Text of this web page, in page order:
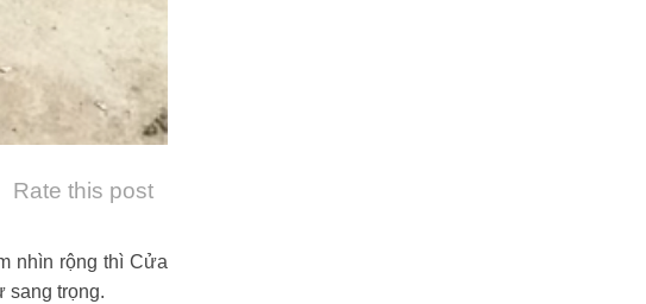
Rate this post
nhìn rộng thì Cửa
sang trọng.